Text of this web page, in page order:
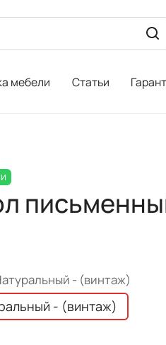
мебели Статьи
- (винтаж)
- (винтаж)